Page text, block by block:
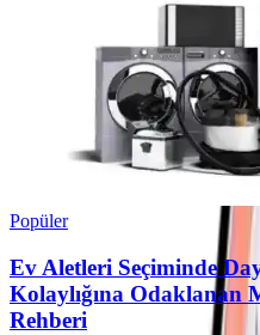
Popüler
Ev Aletleri Seçiminde
Kolaylığına Odaklanan
Rehberi